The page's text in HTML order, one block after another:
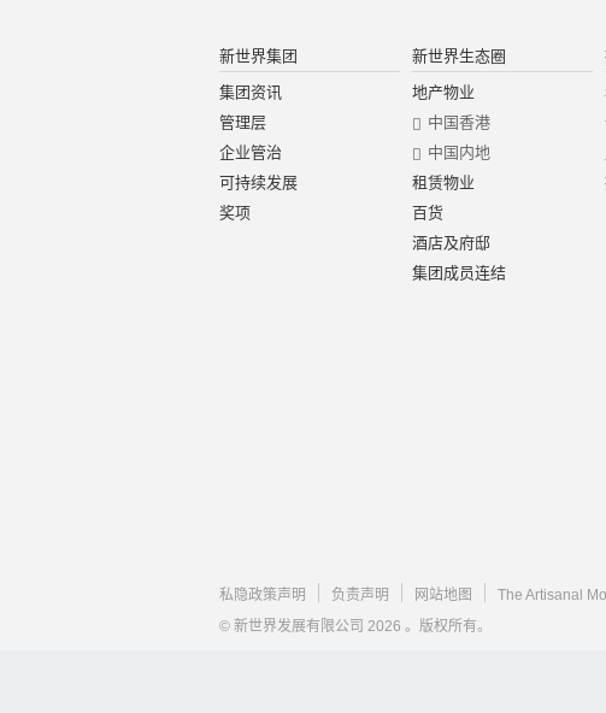
新世界集团
集团资讯
管理层
企业管治
可持续发展
奖项
新世界生态圈
地产物业
中国香港
中国内地
租赁物业
百货
酒店及府邸
集团成员连结
私隐政策声明 负责声明 网站地图
The Artisanal
© 新世界发展有限公司 2026 。版权所有。